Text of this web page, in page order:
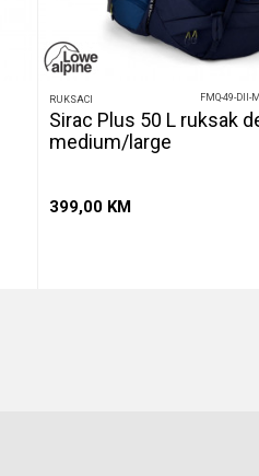
RUKSACI FMQ-49-DII-
Sirac Plus 50 L ruksak
medium/large
399,00 KM